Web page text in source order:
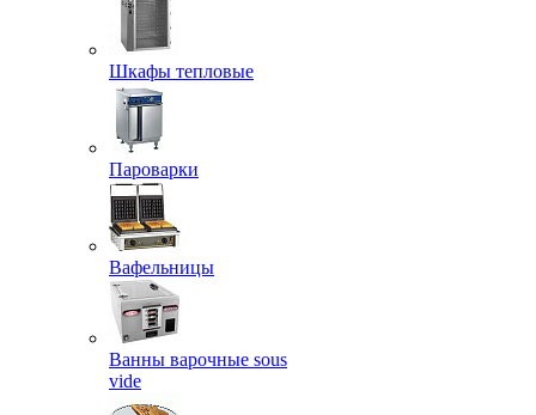
Шкафы тепловые
Пароварки
Вафельницы
Ванны варочные sous
vide